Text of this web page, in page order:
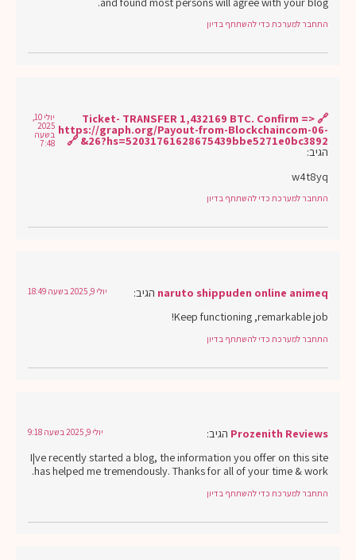
התחבר למערכת כדי להשתתף בדיון
🔗 Ticket- TRANSFER 1,432169 BTC. Confirm =>
https://graph.org/Payout-from-Blockchaincom-06-
26?hs=52031761628675439bbe5271e0bc3892& 🔗
הגיב:
יולי 10,
2025
בשעה
7:48
w4t8yq
התחבר למערכת כדי להשתתף בדיון
naruto shippuden online animeq הגיב: יולי 9, 2025 בשעה 18:49
Keep functioning ,remarkable job!
התחבר למערכת כדי להשתתף בדיון
Prozenith Reviews הגיב: יולי 9, 2025 בשעה 9:18
I¦ve recently started a blog, the information you offer on this site
has helped me tremendously. Thanks for all of your time & work.
התחבר למערכת כדי להשתתף בדיון